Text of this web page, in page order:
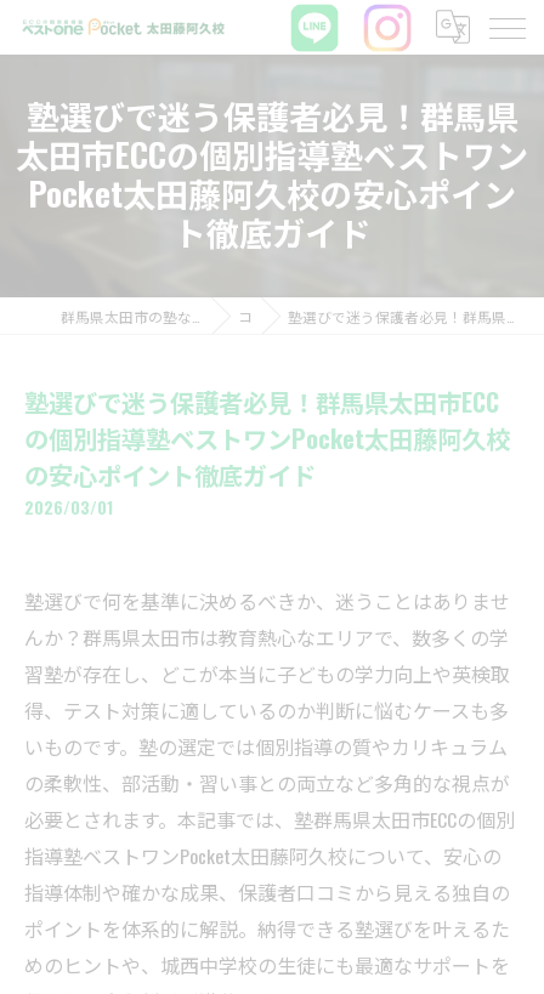
塾選びで迷う保護者必見！群馬県
太田市ECCの個別指導塾ベストワン
Pocket太田藤阿久校の安心ポイン
ト徹底ガイド
コラム 塾選びで迷う保護者必見！群馬県太田市ECCの個別指導塾ベストワンPocket太田藤阿久校の安心ポイント徹底ガイド
塾選びで迷う保護者必見！群馬県太田市ECC
の個別指導塾ベストワンPocket太田藤阿久校
の安心ポイント徹底ガイド
2026/03/01
塾選びで何を基準に決めるべきか、迷うことはありませ
んか？群馬県太田市は教育熱心なエリアで、数多くの学
習塾が存在し、どこが本当に子どもの学力向上や英検取
得、テスト対策に適しているのか判断に悩むケースも多
いものです。塾の選定では個別指導の質やカリキュラム
の柔軟性、部活動・習い事との両立など多角的な視点が
必要とされます。本記事では、塾群馬県太田市ECCの個別
指導塾ベストワンPocket太田藤阿久校について、安心の
指導体制や確かな成果、保護者口コミから見える独自の
ポイントを体系的に解説。納得できる塾選びを叶えるた
めのヒントや、城西中学校の生徒にも最適なサポートを